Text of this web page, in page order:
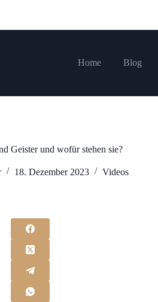
Home Blog
Geister und wofür stehen sie?
18. Dezember 2023 Videos